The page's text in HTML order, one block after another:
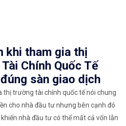
khi tham gia thị
Chính Quốc Tế
sàn giao dịch
thị trường tài chính quốc tế nói chung
cho nhà đầu tư nhưng bên cạnh đó
nhà đầu tư có thể mất cả vốn lẫn